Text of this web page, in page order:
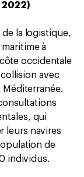
2022)
de la logistique,
à
occidentale
avec
qui
leurs navires
de
individus.